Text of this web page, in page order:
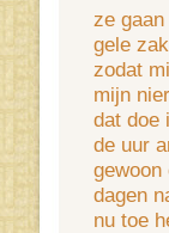
ze
gele
zodat
mijn
dat doe
de uur
dagen
nu toe